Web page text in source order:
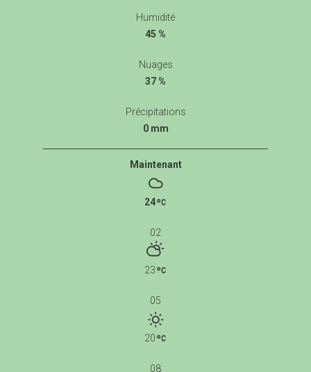
Humidité
45 %
Nuages
37 %
Précipitations
0 mm
Maintenant
24
02
23
05
20
08